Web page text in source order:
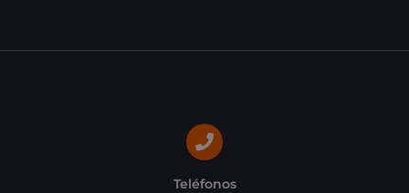
Teléfonos